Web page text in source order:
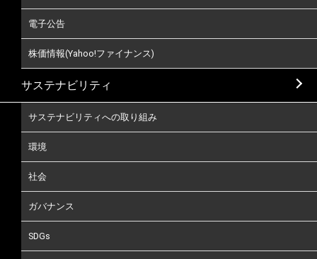
電子公告
株価情報(Yahoo!ファイナンス)
サステナビリティ
サステナビリティへの取り組み
環境
社会
ガバナンス
SDGs